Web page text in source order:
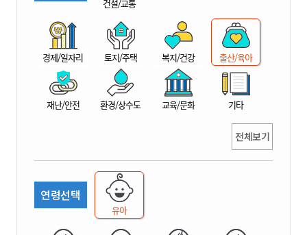
산
건설/교통
경제/일자리 토지/주택 복지/건강 출산/육아
재난/안전 환경/상수도 교육/문화 기타
전체보기
연령선택
유아